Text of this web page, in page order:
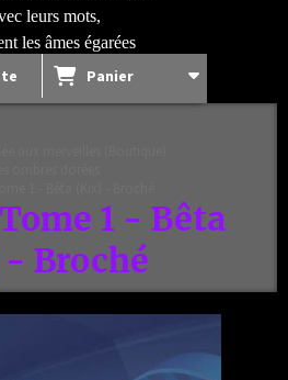
leurs mots,
les âmes égarées
Panier
Broché